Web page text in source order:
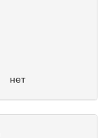
нет